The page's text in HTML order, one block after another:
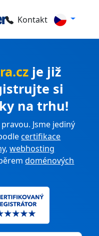
Kontakt
je již
si
na trhu!
Jsme jediný
certifikace
,webhosting
doménových